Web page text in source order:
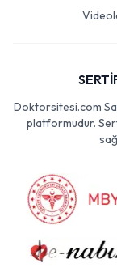
Doktorsitesi.com
platformudur.